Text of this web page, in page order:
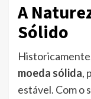
A
Sólido
moeda sólida,
estável. Com o